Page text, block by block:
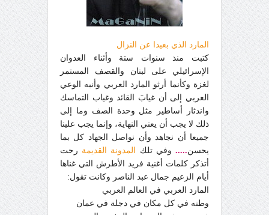
المارد الذي بعيدا عن النزال
كتبت منذ سنوات ستة وأثناء العدوان
الإسرائيلي على لبنان والقصف المستمر
لغزة وكأنما أرثو المارد العربي وأنبه الوعي
العربي إلى أن غيابَ القائد وغياب التماسك
واندثار أساطير مثل وحدة الصف وما إلى
ذلك لا يجب أن يعني النهاية، وإنما يجب علينا
جميعا أن نجاهد وأن نواصل الجهاد كل بما
يحسن.....وفي تلك المدونة القديمة رحت
أتذكر كلمات أغنية فريد الأطرش التي غناها
أيام الزعيم جمال عبد الناصر وكانت تقول:
المارد العربي في العالم العربي
وطنه في كل مكان في دجلة في عمان